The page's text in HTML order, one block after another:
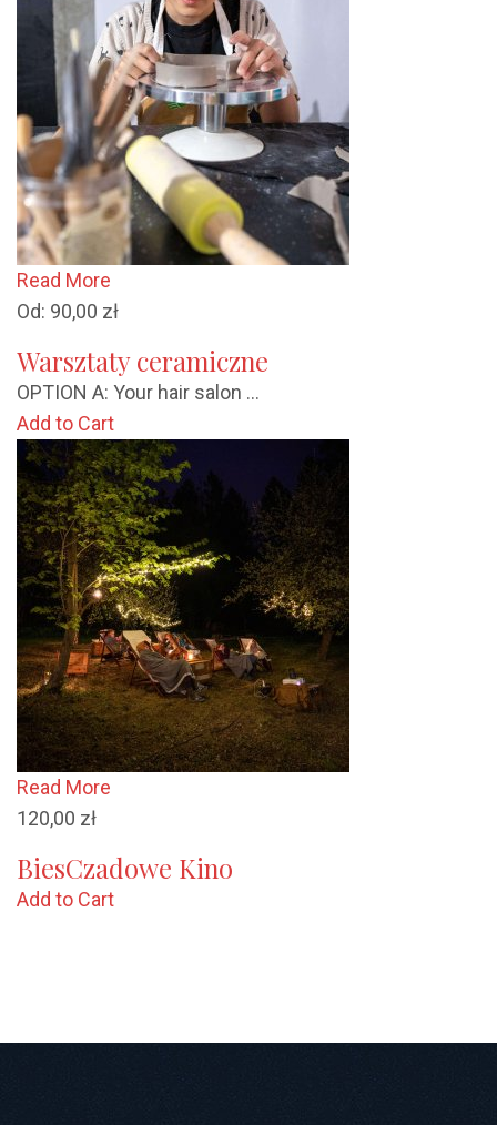
Read More
Od: 90,00 zł
Warsztaty ceramiczne
OPTION A: Your hair salon ...
Add to Cart
Read More
120,00 zł
BiesCzadowe Kino
Add to Cart